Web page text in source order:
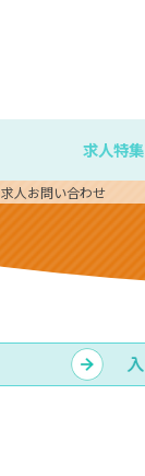
求人特集
求人お問い合わせ